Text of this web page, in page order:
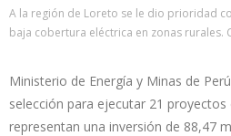
A la región de Loreto se le dio prioridad
baja cobertura eléctrica en zonas rurales.
Ministerio de Energía y Minas de
selección para ejecutar 21
representan una inversión de 88,47